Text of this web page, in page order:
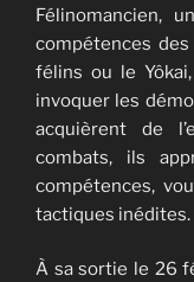
Félinomancien,
compétences
félins ou le
invoquer les
acquièrent de
combats, ils
compétences,
tactiques inédites.
À sa sortie le 26